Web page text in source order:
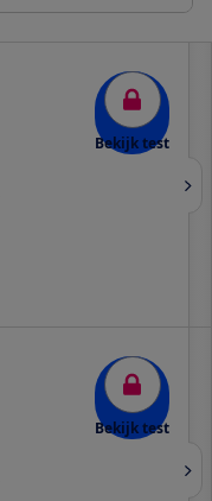
Bekijk test
Bekijk test